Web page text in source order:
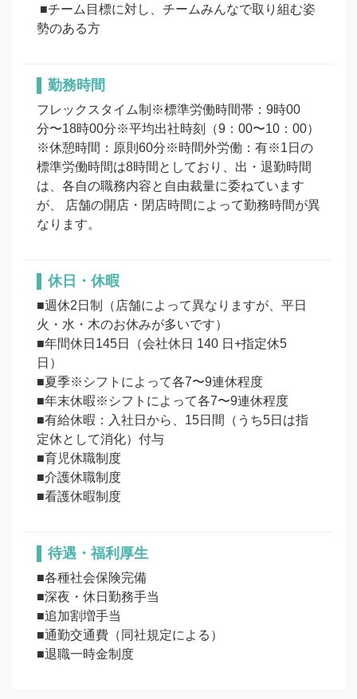
勤務時間
フレックスタイム制※標準労働時間帯：9時00
分〜18時00分※平均出社時刻（9：00〜10：00）
※休憩時間：原則60分※時間外労働：有※1日の
標準労働時間は8時間としており、出・退勤時間
は、各自の職務内容と自由裁量に委ねています
が、 店舗の開店・閉店時間によって勤務時間が異
なります。
休日・休暇
■週休2日制（店舗によって異なりますが、平日
火・水・木のお休みが多いです）
■年間休日145日（会社休日 140 日+指定休5
日）
■夏季※シフトによって各7〜9連休程度
■年末休暇※シフトによって各7〜9連休程度
■有給休暇：入社日から、15日間（うち5日は指
定休として消化）付与
■育児休職制度
■介護休職制度
待遇・福利厚生
■各種社会保険完備
■深夜・休日勤務手当
■追加割増手当
■通勤交通費（同社規定による）
■退職一時金制度